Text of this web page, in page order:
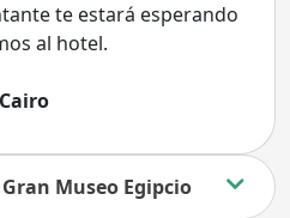
te estará esperando
al hotel.
Museo Egipcio